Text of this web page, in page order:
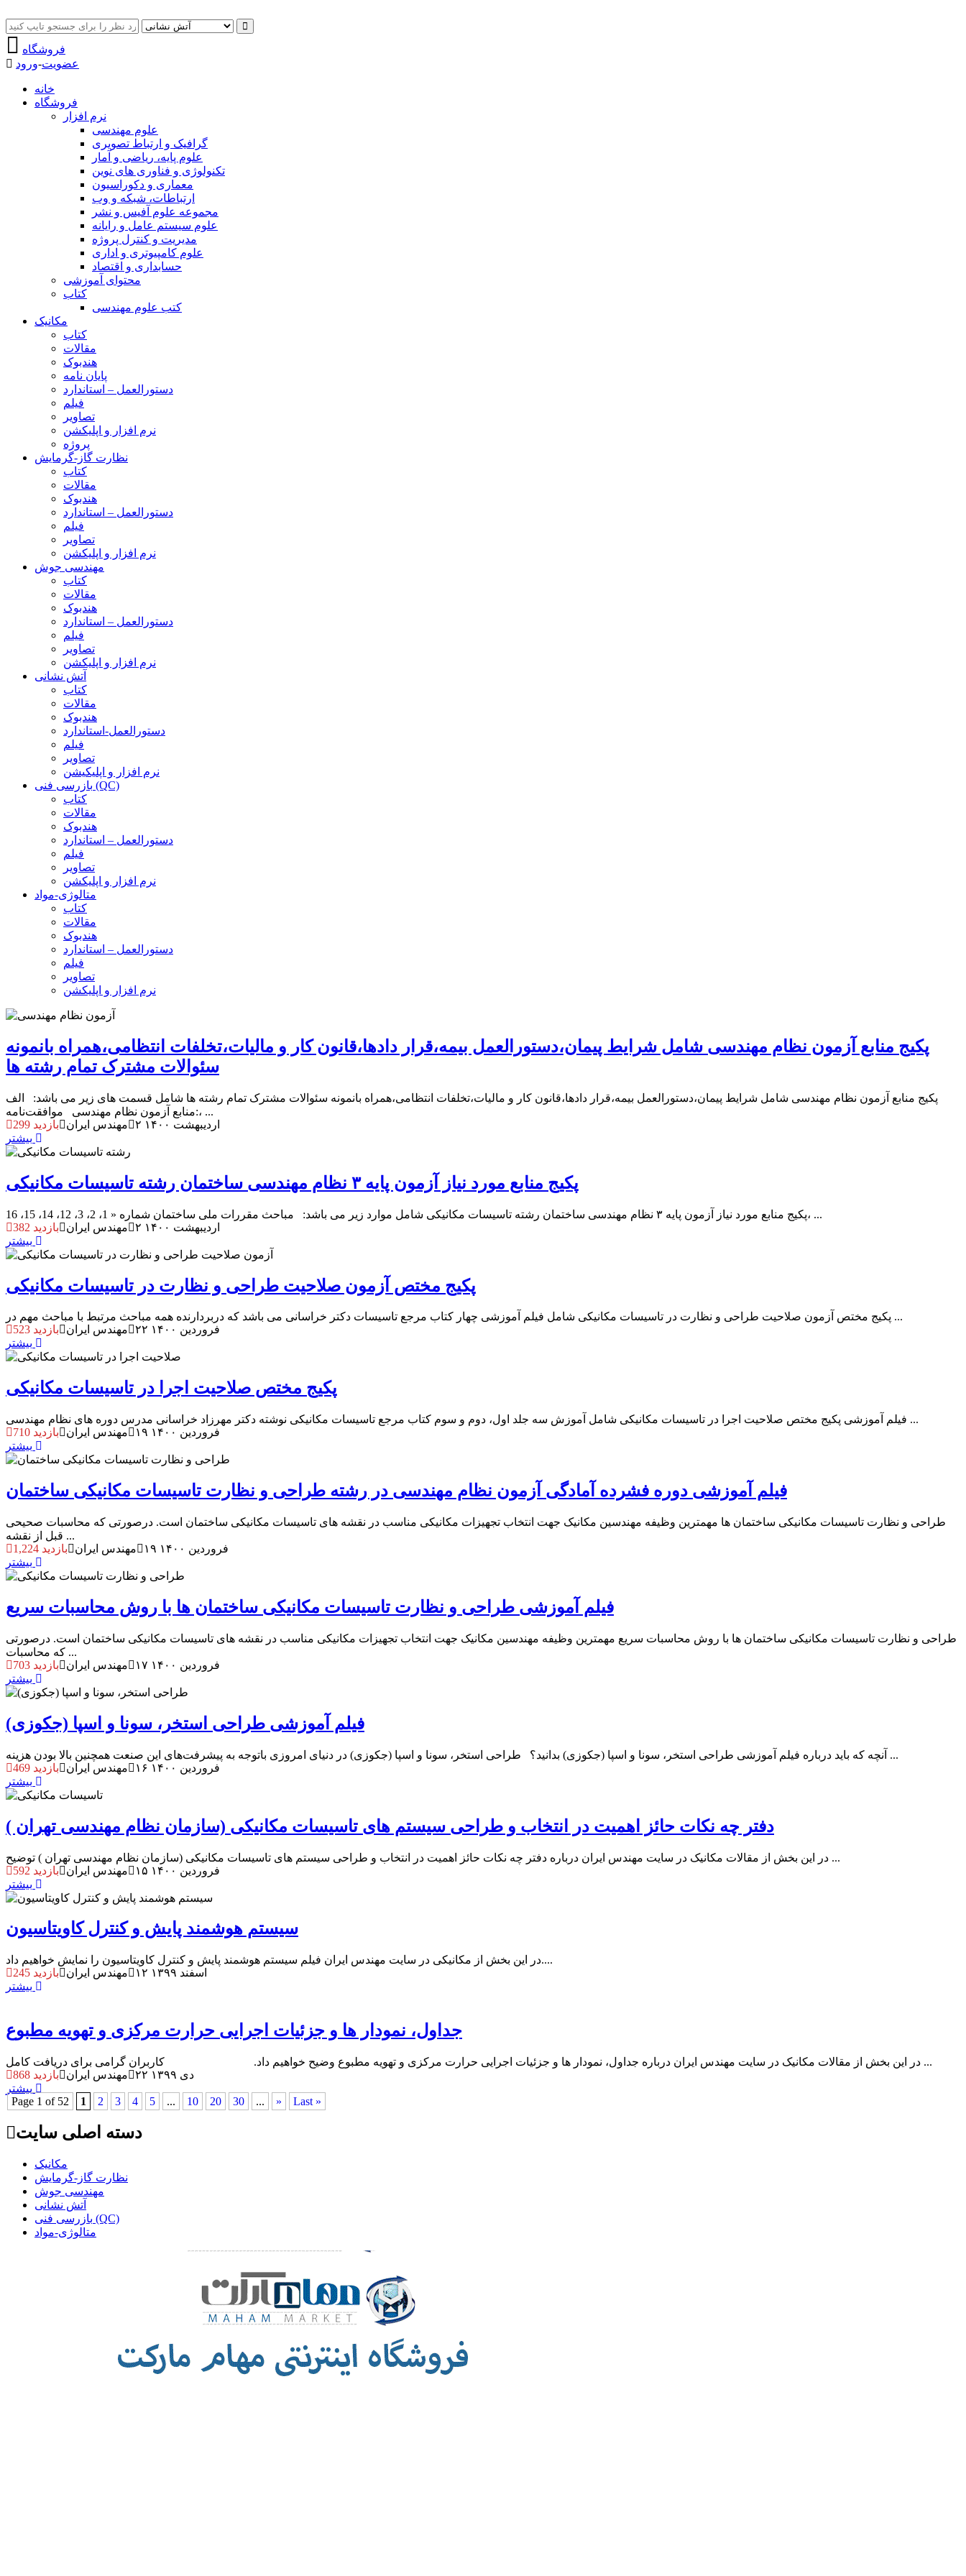
فروشگاه
عضویت-ورود
خانه
فروشگاه
نرم افزار
علوم مهندسی
گرافیک و ارتباط تصویری
علوم پایه، ریاضی و آمار
تکنولوژی و فناوری های نوین
معماری و دکوراسیون
ارتباطات، شبکه و وب
مجموعه علوم آفیس و نشر
علوم سیستم عامل و رایانه
مدیریت و کنترل پروژه
علوم کامپیوتری و اداری
حسابداری و اقتصاد
محتوای آموزشی
کتاب
کتب علوم مهندسی
مکانیک
کتاب
مقالات
هندبوک
پایان نامه
دستورالعمل – استاندارد
فیلم
تصاویر
نرم افزار و اپلیکشن
پروژه
نظارت گاز-گرمایش
کتاب
مقالات
هندبوک
دستورالعمل – استاندارد
فیلم
تصاویر
نرم افزار و اپلیکشن
مهندسی جوش
کتاب
مقالات
هندبوک
دستورالعمل – استاندارد
فیلم
تصاویر
نرم افزار و اپلیکشن
آتش نشانی
کتاب
مقالات
هندبوک
دستورالعمل-استاندارد
فیلم
تصاویر
نرم افزار و اپلیکیشن
بازرسی فنی (QC)
کتاب
مقالات
هندبوک
دستورالعمل – استاندارد
فیلم
تصاویر
نرم افزار و اپلیکشن
متالوژی-مواد
کتاب
مقالات
هندبوک
دستورالعمل – استاندارد
فیلم
تصاویر
نرم افزار و اپلیکشن
پکیج منابع آزمون نظام مهندسی شامل شرایط پیمان،دستورالعمل بیمه،قرار دادها،قانون کار و مالیات،تخلفات انتظامی،همراه بانمونه
سئوالات مشترک تمام رشته ها
پکیج منابع آزمون نظام مهندسی شامل شرایط پیمان،دستورالعمل بیمه،قرار دادها،قانون کار و مالیات،تخلفات انتظامی،همراه بانمونه سئوالات مشترک تمام رشته ها شامل قسمت های زیر می باشد: الف
:منابع آزمون نظام مهندسی موافقت‌نامه، ...
299 بازدید
مهندس ایران
۲ اردیبهشت ۱۴۰۰
پکیج منابع مورد نیاز آزمون پایه ۳ نظام مهندسی ساختمان رشته تاسیسات مکانیکی
پکیج منابع مورد نیاز آزمون پایه ۳ نظام مهندسی ساختمان رشته تاسیسات مکانیکی شامل موارد زیر می باشد: مباحث مقررات ملی ساختمان شماره « 1، 2، 3، 12، 14، 15، 16، ...
382 بازدید
مهندس ایران
۲ اردیبهشت ۱۴۰۰
پکیج مختص آزمون صلاحیت طراحی و نظارت در تاسیسات مکانیکی
پکیج مختص آزمون صلاحیت طراحی و نظارت در تاسیسات مکانیکی شامل فیلم آموزشی چهار کتاب مرجع تاسیسات دکتر خراسانی می باشد که دربردارنده همه مباحث مرتبط با مباحث مهم در ...
523 بازدید
مهندس ایران
۲۲ فروردین ۱۴۰۰
پکیج مختص صلاحیت اجرا در تاسیسات مکانیکی
فیلم آموزشی پکیج مختص صلاحیت اجرا در تاسیسات مکانیکی شامل آموزش سه جلد اول، دوم و سوم کتاب مرجع تاسیسات مکانیکی نوشته دکتر مهرزاد خراسانی مدرس دوره های نظام مهندسی ...
710 بازدید
مهندس ایران
۱۹ فروردین ۱۴۰۰
فیلم آموزشی دوره فشرده آمادگی آزمون نظام مهندسی در رشته طراحی و نظارت تاسیسات مکانیکی ساختمان
طراحی و نظارت تاسیسات مکانیکی ساختمان ها مهمترین وظیفه مهندسین مکانیک جهت انتخاب تجهیزات مکانیکی مناسب در نقشه های تاسیسات مکانیکی ساختمان است. درصورتی که محاسبات صحیحی
قبل از نقشه ...
1,224 بازدید
مهندس ایران
۱۹ فروردین ۱۴۰۰
فیلم آموزشی طراحی و نظارت تاسیسات مکانیکی ساختمان ها با روش محاسبات سریع
طراحی و نظارت تاسیسات مکانیکی ساختمان ها با روش محاسبات سریع مهمترین وظیفه مهندسین مکانیک جهت انتخاب تجهیزات مکانیکی مناسب در نقشه های تاسیسات مکانیکی ساختمان است. درصورتی
که محاسبات ...
703 بازدید
مهندس ایران
۱۷ فروردین ۱۴۰۰
فیلم آموزشی طراحی استخر، سونا و اسپا (جکوزی)
آنچه که باید درباره فیلم آموزشی طراحی استخر، سونا و اسپا (جکوزی) بدانید؟ طراحی استخر، سونا و اسپا (جکوزی) در دنیای امروزی باتوجه به پیشرفت‌های این صنعت همچنین بالا بودن هزینه ...
469 بازدید
مهندس ایران
۱۶ فروردین ۱۴۰۰
دفتر چه نکات حائز اهمیت در انتخاب و طراحی سیستم های تاسیسات مکانیکی (سازمان نظام مهندسی تهران )
در این بخش از مقالات مکانیک در سایت مهندس ایران درباره دفتر چه نکات حائز اهمیت در انتخاب و طراحی سیستم های تاسیسات مکانیکی (سازمان نظام مهندسی تهران ) توضیح ...
592 بازدید
مهندس ایران
۱۵ فروردین ۱۴۰۰
سیستم هوشمند پایش و کنترل کاویتاسیون
در این بخش از مکانیکی در سایت مهندس ایران فیلم سیستم هوشمند پایش و کنترل کاویتاسیون را نمایش خواهیم داد....
245 بازدید
مهندس ایران
۱۲ اسفند ۱۳۹۹
جداول، نمودار ها و جزئیات اجرایی حرارت مرکزی و تهویه مطبوع
در این بخش از مقالات مکانیک در سایت مهندس ایران درباره جداول، نمودار ها و جزئیات اجرایی حرارت مرکزی و تهویه مطبوع وضیح خواهیم داد. کاربران گرامی برای دریافت کامل ...
868 بازدید
مهندس ایران
۲۲ دی ۱۳۹۹
Page 1 of 52
1 2 3 4 5 ... 10 20 30 ... » Last »
دسته اصلی سایت
مکانیک
نظارت گاز-گرمایش
مهندسی جوش
آتش نشانی
بازرسی فنی (QC)
متالوژی-مواد